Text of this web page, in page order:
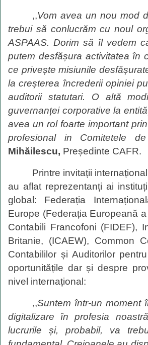
,,Vom avea un nou mod
trebui să conlucrămcu noul
ASPAAS. Dorim să îl vedem
putem desfășura activitateaîn
ce priveștemisiunile
lacreșterea încrederii opiniei
auditorii statutari. O altă
guvernanței corporative la
avea un rol foarte important
profesional in Comitetele
Mihăilescu, Președinte CAFR.
Printre invitații
au aflat reprezentanți ai
global: Federația
Europe (Federația Europeană
Contabili Francofoni (FIDEF),
Britanie, (ICAEW), Common
Contabililor și Auditorilor
oportunitățile dar și despre
nivel internațional:
,,Suntem într-un moment î
digitalizareîn profesia noastră
lucrurile și, probabil, va